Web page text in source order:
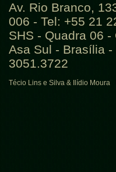
Av. Rio Branco,
006 - Tel: +55 21
SHS - Quadra 06
Asa Sul - Brasília
3051.3722
Técio Lins e Silva & Ilídio Moura